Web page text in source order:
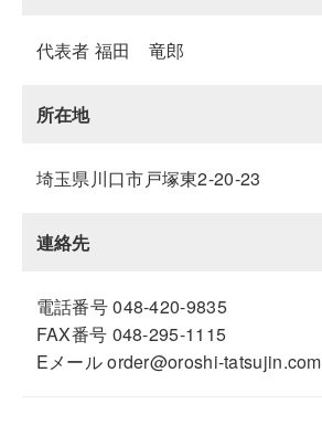
代表者 福田 竜郎
所在地
埼玉県川口市戸塚東2-20-23
連絡先
電話番号 048-420-9835
FAX番号 048-295-1115
Eメール order@oroshi-tatsujin.com